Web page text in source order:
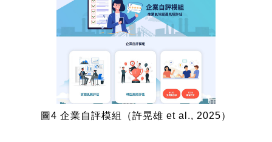
圖 4 企業自評模組 （許晃雄 et al., 2025）